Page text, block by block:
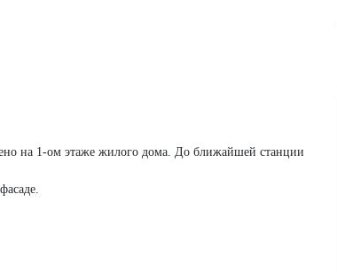
на 1-ом этаже жилого дома. До ближайшей станции